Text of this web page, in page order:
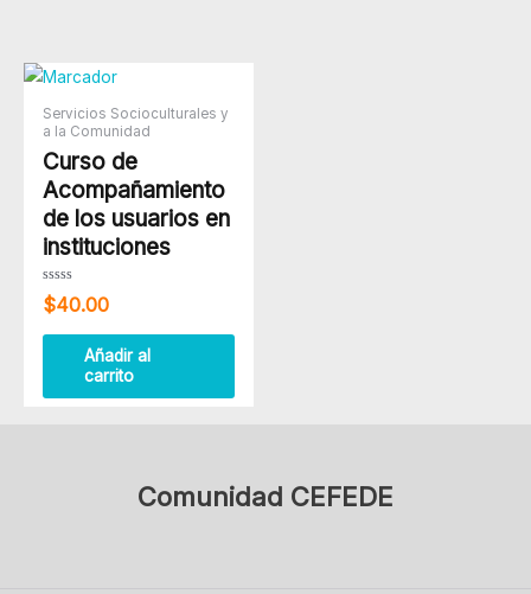
Servicios Socioculturales y
a la Comunidad
Curso de
Acompañamiento
de los usuarios en
instituciones
Valorado
con
de
$40.00
Añadir al
carrito
Comunidad CEFEDE